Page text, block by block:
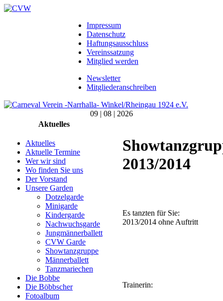
Impressum
Datenschutz
Haftungsausschluss
Vereinssatzung
Mitglied werden
Newsletter
Mitgliederanschreiben
09 | 08 | 2026
Aktuelles
Aktuelles
Aktuelle Termine
Wer wir sind
Wo finden Sie uns
Der Vorstand
Unsere Garden
Dotzelgarde
Minigarde
Kindergarde
Nachwuchsgarde
Jungmännerballett
CVW Garde
Showtanzgruppe
Männerballett
Tanzmariechen
Die Bobbe
Die Böbbscher
Fotoalbum
2013/2014
Es tanzten für Sie:
2013/2014 ohne Auftritt
Trainerin: